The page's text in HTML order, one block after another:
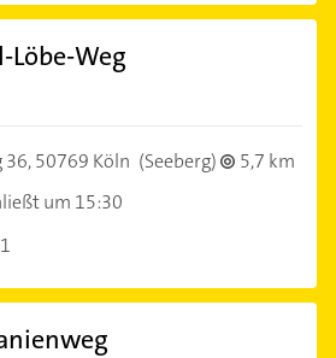
Löbe-Weg
36,50769 Köln (Seeberg)
5,7 km
um 15:30